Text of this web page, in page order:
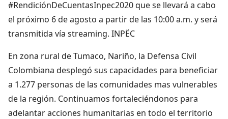
#RendiciónDeCuentasInpec2020 que se llevará a cabo
el próximo 6 de agosto a partir de las 10:00 a.m. y será
transmitida vía streaming. INPËC
En zona rural de Tumaco, Nariño, la Defensa Civil
Colombiana desplegó sus capacidades para beneficiar
a 1.277 personas de las comunidades mas vulnerables
de la región. Continuamos fortaleciéndonos para
adelantar acciones humanitarias en todo el territorio